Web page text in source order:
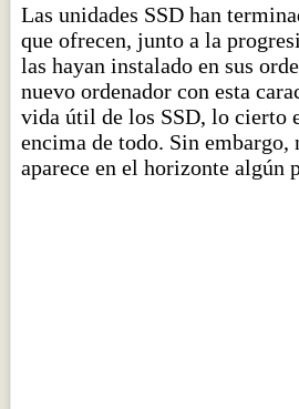
Las unidades SSD han
que ofrecen, junto a la
las hayan instalado en sus
nuevo ordenador con esta
vida útil de los SSD, lo cierto
encima de todo. Sin embargo,
aparece en el horizonte algún